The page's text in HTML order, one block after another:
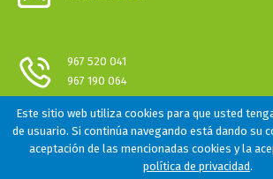
967 520 041
967 190 064
Todos los Derechos
Este sitio web utiliza cookies para que usted
de usuario. Si continúa navegando está dando su
aceptación de las mencionadas cookies y la
política de privacidad.